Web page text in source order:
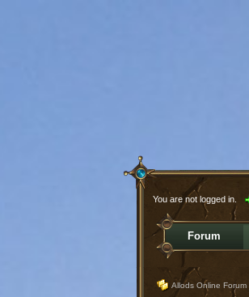
You are not logged in.
Forum
Allods Online Forum